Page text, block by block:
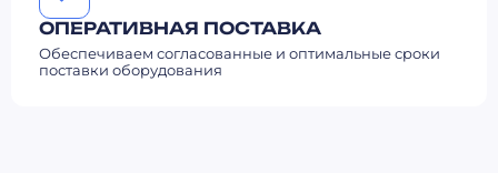
ОПЕРАТИВНАЯ ПОСТАВКА
Обеспечиваем согласованные и оптимальные сроки
поставки оборудования